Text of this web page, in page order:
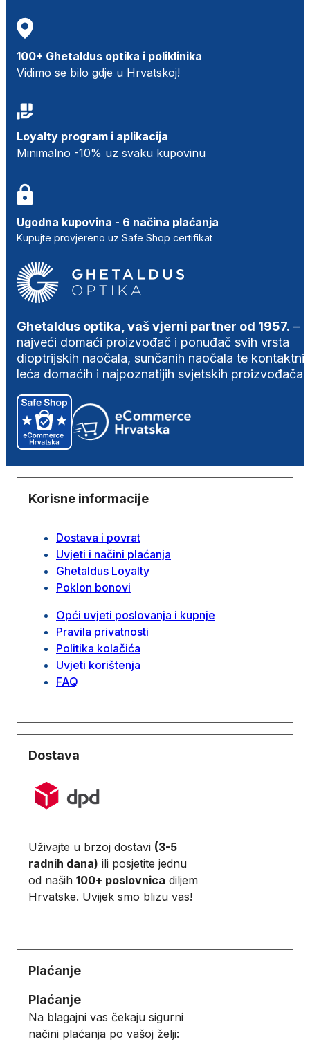
100+ Ghetaldus optika i poliklinika
Vidimo se bilo gdje u Hrvatskoj!
Loyalty program i aplikacija
Minimalno -10% uz svaku kupovinu
Ugodna kupovina - 6 načina plaćanja
Kupujte provjereno uz Safe Shop certifikat
Ghetaldus optika, vaš vjerni partner od 1957. –
najveći domaći proizvođač i ponuđač svih vrsta
dioptrijskih naočala, sunčanih naočala te
leća domaćih i najpoznatijih svjetskih proizvođača.
Korisne informacije
Dostava i povrat
Uvjeti i načini plaćanja
Ghetaldus Loyalty
Poklon bonovi
Opći uvjeti poslovanja i kupnje
Pravila privatnosti
Politika kolačića
Uvjeti korištenja
FAQ
Dostava
Uživajte u brzoj dostavi (3-5
radnih dana) ili posjetite jednu
od naših 100+ poslovnica diljem
Hrvatske. Uvijek smo blizu vas!
Plaćanje
Plaćanje
Na blagajni vas čekaju sigurni
načini plaćanja po vašoj želji: